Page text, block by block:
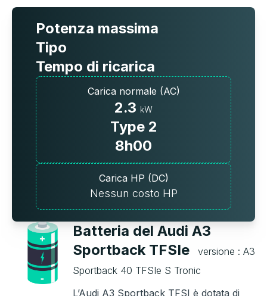
Potenza massima
Tipo
Tempo di ricarica
Carica normale (AC)
2.3 kW
Type 2
8h00
Carica HP (DC)
Nessun costo HP
Batteria del Audi A3
Sportback TFSIe
versione : A3
Sportback 40 TFSIe S Tronic
L’Audi A3 Sportback TFSI è dotata di